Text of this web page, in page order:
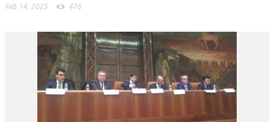
Feb 14, 2025 476